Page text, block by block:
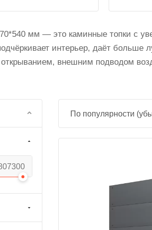
мм — это каминные топки с
интерьер, даёт больше
внешним подводом
По популярности